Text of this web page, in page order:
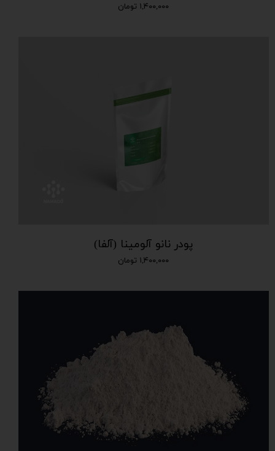
۱,۴۰۰,۰۰۰ تومان
پودر نانو آلومینا (آلفا)
۱,۴۰۰,۰۰۰ تومان